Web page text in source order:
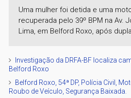
Uma mulher foi detida e uma
recuperada pelo 39º BPM na Av.
Lima, em Belford Roxo, após
Investigação da DRFA-BF localiza
Belford Roxo
Belford Roxo, 54ª DP, Polícia Civil,
Roubo de Veículo, Segurança Baixada.